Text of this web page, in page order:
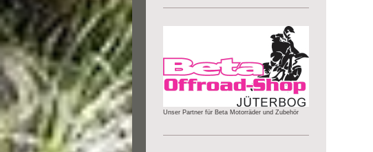
Unser Partner für Beta Motorräder und Zubehör